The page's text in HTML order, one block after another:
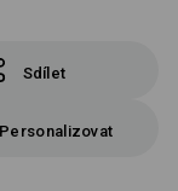
Sdílet
Personalizovat